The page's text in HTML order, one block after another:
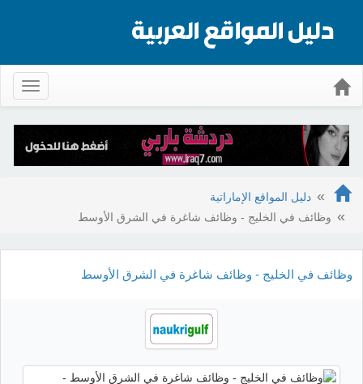
دليل المواقع الإماراتية
وظائف في الخليج - وظائف شاغرة في الشرق الأوسط
وظائف في الخليج - وظائف شاغرة في الشرق الأوسط